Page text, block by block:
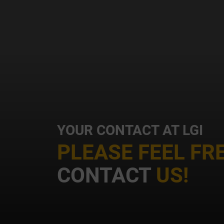
YOUR CONTACT AT LGI
PLEASE FEEL
CONTACT US!